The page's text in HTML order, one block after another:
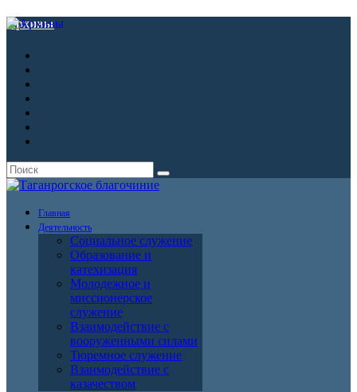
Архивы
Главная
Деятельность
Социальное служение
Образование и
катехизация
Молодежное и
миссионерское
служение
Взаимодействие с
вооруженными силами
Тюремное служение
Взаимодействие с
казачеством